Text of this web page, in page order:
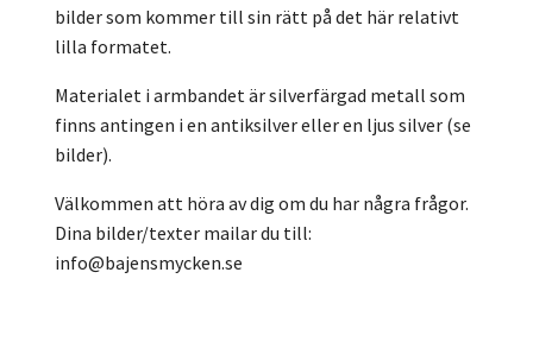
bilder som kommer till sin rätt på det här relativt
lilla formatet.
Materialet i armbandet är silverfärgad metall som
finns antingen i en antiksilver eller en ljus silver (se
bilder).
Välkommen att höra av dig om du har några frågor.
Dina bilder/texter mailar du till:
info@bajensmycken.se